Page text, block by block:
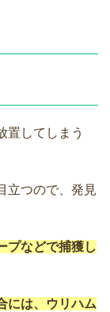
置してしまう
立つので、発見
プなどで捕獲し
には、ウリハム